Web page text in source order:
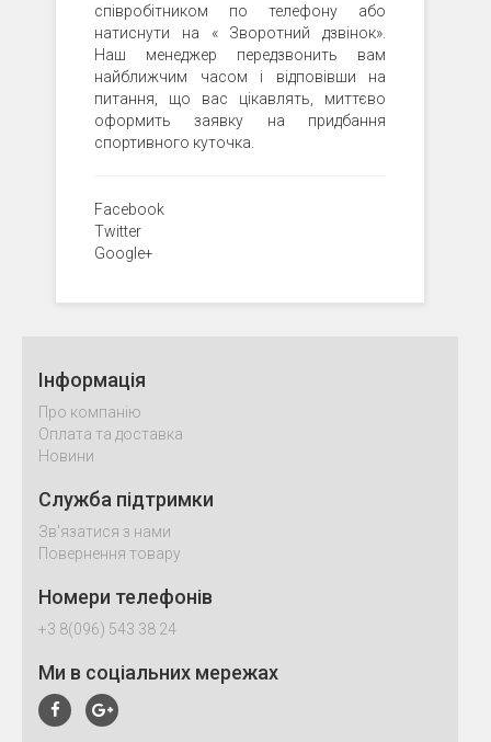
співробітником по телефону або
натиснути на « Зворотний дзвінок».
Наш менеджер передзвонить вам
найближчим часом і відповівши на
питання, що вас цікавлять, миттєво
оформить заявку на придбання
спортивного куточка.
Facebook
Twitter
Google+
Інформація
Про компанію
Оплата та доставка
Новини
Служба підтримки
Зв'язатися з нами
Повернення товару
Номери телефонів
+3 8(096) 543 38 24
Ми в соціальних мережах